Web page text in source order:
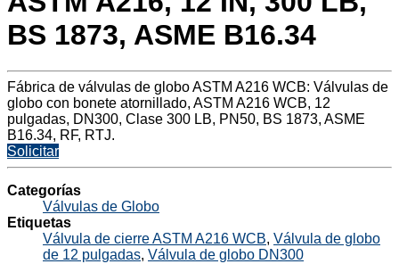
BS 1873, ASME B16.34
Fábrica de válvulas de globo ASTM A216 WCB: Válvulas de
globo con bonete atornillado, ASTM A216 WCB, 12
pulgadas, DN300, Clase 300 LB, PN50, BS 1873, ASME
B16.34, RF, RTJ.
Solicitar
Categorías
Válvulas de Globo
Etiquetas
Válvula de cierre ASTM A216 WCB, Válvula de globo
de 12 pulgadas, Válvula de globo DN300